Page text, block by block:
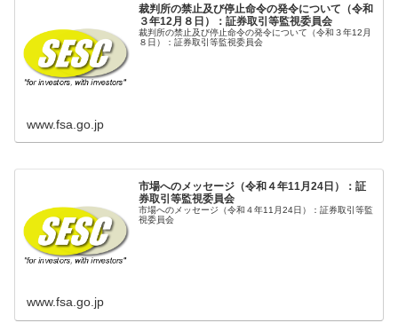
裁判所の禁止及び停止命令の発令について（令和
３年12月８日）：証券取引等監視委員会
裁判所の禁止及び停止命令の発令について（令和３年12月
８日）：証券取引等監視委員会
www.fsa.go.jp
市場へのメッセージ（令和４年11月24日）：証
券取引等監視委員会
市場へのメッセージ（令和４年11月24日）：証券取引等監
視委員会
www.fsa.go.jp